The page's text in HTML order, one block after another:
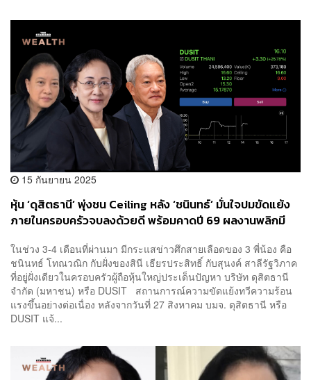
15 กันยายน 2025
หุ้น ‘ดุสิตธานี’ พุ่งชน Ceiling หลัง ‘ชนินทธ์’ มั่นใจปมขัดแย้ง
ภายในครอบครัวจบลงด้วยดี พร้อมคาดปี 69 ผลงานพลิกมี
ในช่วง 3-4 เดือนที่ผ่านมา มีกระแสข่าวศึกสายเลือดของ 3 พี่น้อง คือ
ชนินทธ์ โทณวณิก กับฝั่งของสินี เธียรประสิทธิ์ กับสุนงค์ สาลีรัฐวิภาค
ที่อยู่ฝั่งเดียวในครอบครัวผู้ถือหุ้นใหญ่ประเด็นปัญหา บริษัท ดุสิตธานี
จำกัด (มหาชน) หรือ DUSIT สถานการณ์ความขัดแย้งทวีความร้อน
แรงขึ้นอย่างต่อเนื่อง หลังจากวันที่ 27 สิงหาคม บมจ. ดุสิตธานี หรือ
DUSIT แจ้...